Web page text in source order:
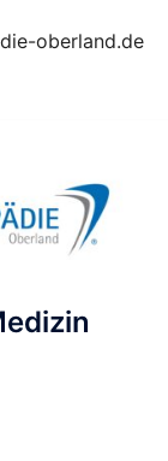
oberland.de